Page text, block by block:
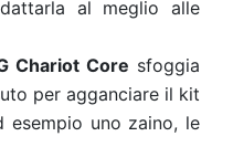
al meglio alle
Chariot Core sfoggia
per agganciare il kit
uno zaino, le